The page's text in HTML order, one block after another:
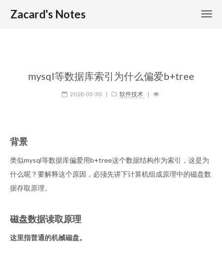
Zacard's Notes
mysql等数据库索引为什么偏爱b+tree
2018-03-30 | 软件技术 |
背景
类似mysql等数据库偏爱用b+tree这个数据结构作为索引，这是为
什么呢？要解释这个原因，必须先讲下计算机组成原理中的磁盘数
据存取原理。
磁盘数据读取原理
这里指普通的机械磁盘。